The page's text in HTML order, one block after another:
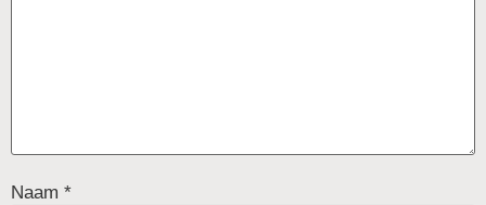
Naam *